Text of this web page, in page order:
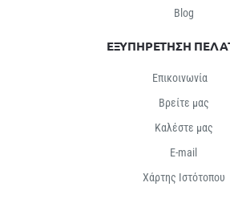
Βlog
ΕΞΥΠΗΡΕΤΗΣΗ
Επικοινωνία
Βρείτε μας
Καλέστε μας
E-mail
Χάρτης Ιστότοπου